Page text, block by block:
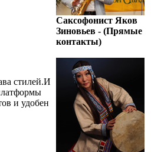
стилей.И
и удобен
Саксофонист Яков
Зиновьев - (Прямые
контакты)